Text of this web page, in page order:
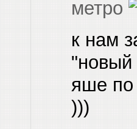
метро
к нам
яше по
)))